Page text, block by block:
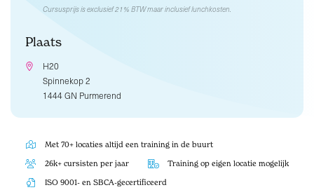
Cursusprijs is exclusief 21% BTW maar inclusief lunchkosten.
Plaats
H20
Spinnekop 2
1444 GN Purmerend
Met 70+ locaties altijd een training in de buurt
26k+ cursisten per jaar Training op eigen locatie mogelijk
ISO 9001- en SBCA-gecertificeerd